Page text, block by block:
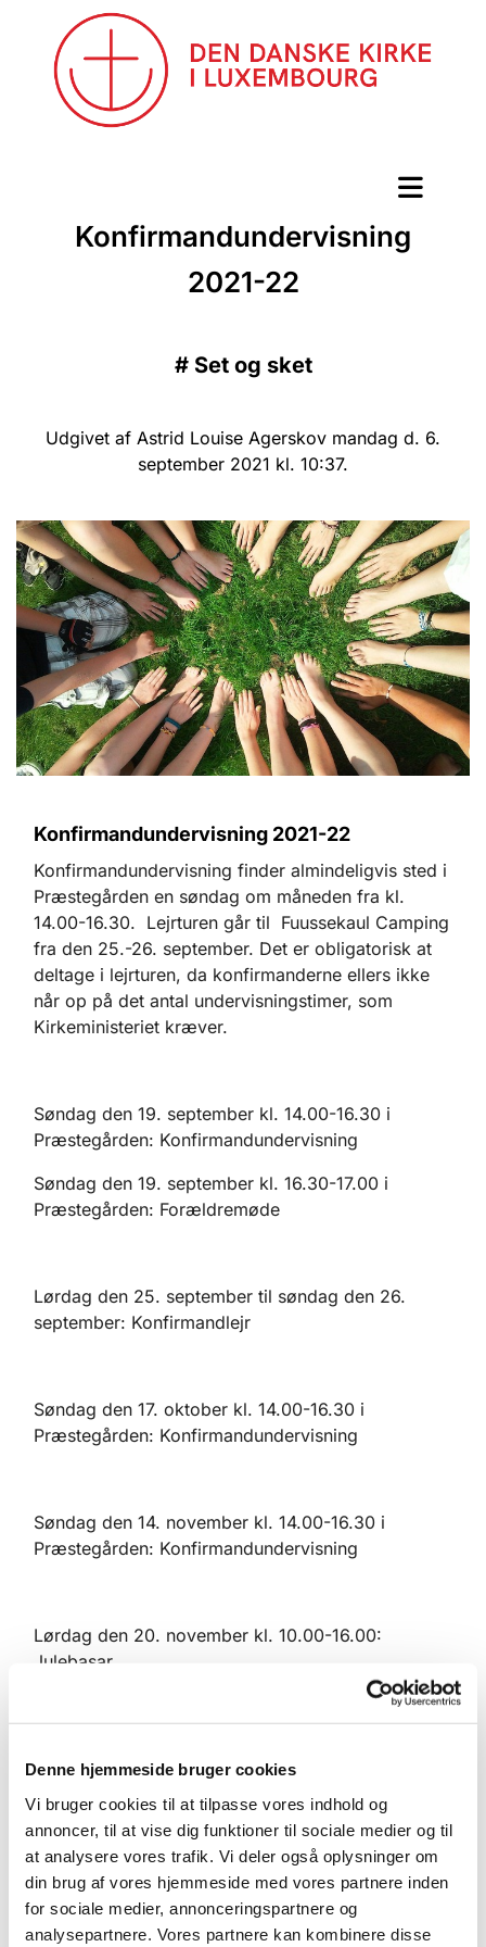
Denne hjemmeside bruger cookies
Vi bruger cookies til at tilpasse vores indhold og
annoncer, til at vise dig funktioner til sociale medier og til
at analysere vores trafik. Vi deler også oplysninger om
din brug af vores hjemmeside med vores partnere inden
for sociale medier, annonceringspartnere og
analysepartnere. Vores partnere kan kombinere disse
Konfirmandundervisning
2021-22
# Set og sket
Udgivet af Astrid Louise Agerskov mandag d. 6.
september 2021 kl. 10:37.
Konfirmandundervisning 2021-22
Konfirmandundervisning finder almindeligvis sted i
Præstegården en søndag om måneden fra kl.
14.00-16.30. Lejrturen går til Fuussekaul Camping
fra den 25.-26. september. Det er obligatorisk at
deltage i lejrturen, da konfirmanderne ellers ikke
når op på det antal undervisningstimer, som
Kirkeministeriet kræver.
Søndag den 19. september kl. 14.00-16.30 i
Præstegården: Konfirmandundervisning
Søndag den 19. september kl. 16.30-17.00 i
Præstegården: Forældremøde
Lørdag den 25. september til søndag den 26.
september: Konfirmandlejr
Søndag den 17. oktober kl. 14.00-16.30 i
Præstegården: Konfirmandundervisning
Søndag den 14. november kl. 14.00-16.30 i
Præstegården: Konfirmandundervisning
Lørdag den 20. november kl. 10.00-16.00:
Julebasar
Treenighedskirken: Pigerne øver Lucia
Søndag den 12. december kl. 9.00 i
Præstegården: Drengene bager
Søndag den 12. december kl. 12.00: